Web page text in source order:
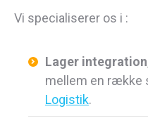
Vi specialiserer os i :
Lager integration
mellem en række
Logistik.